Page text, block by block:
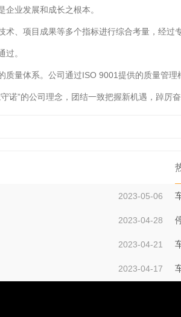
业发展和成长之根本。
项目成果等多个指标进行综合考量，经过
。
体系。公司通过ISO 9001提供的质量管理
”的公司理念，团结一致把握新机遇，踔厉
2023-05-06
2023-04-28
2023-04-21
2023-04-17